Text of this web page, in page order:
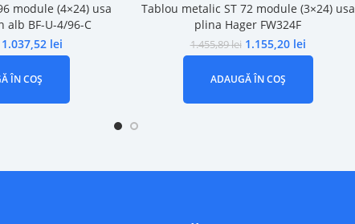
module (4×24) usa
alb BF-U-4/96-C
1.037,52 lei
ÎN COȘ
Tablou metalic ST 72 module (3×24) usa
plina Hager FW324F
1.455,89lei 1.155,20 lei
ADAUGĂ ÎN COȘ